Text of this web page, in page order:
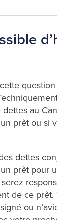
au
prêt ou si
dettes
prêt pour
de ce prêt.
ou